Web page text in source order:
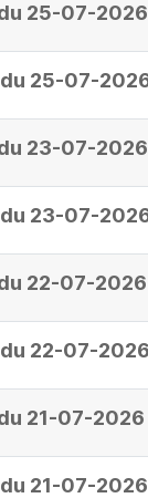
25-07-2026
25-07-
23-07-2026
23-07-
22-07-2026
22-07-2026
21-07-2026
21-07-2026